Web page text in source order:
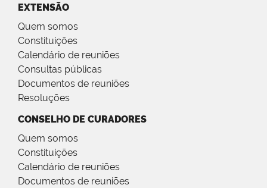
EXTENSÃO
Quem somos
Constituições
Calendário de reuniões
Consultas públicas
Documentos de reuniões
Resoluções
CONSELHO DE CURADORES
Quem somos
Constituições
Calendário de reuniões
Documentos de reuniões